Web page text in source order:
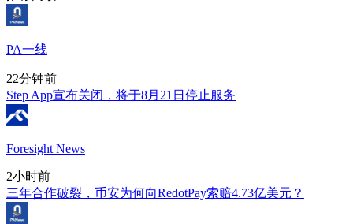
PA一线
22分钟前
Step App宣布关闭，将于8月21日停止服务
Foresight News
2小时前
三年合作破裂，币安为何向RedotPay索赔4.73亿美元？